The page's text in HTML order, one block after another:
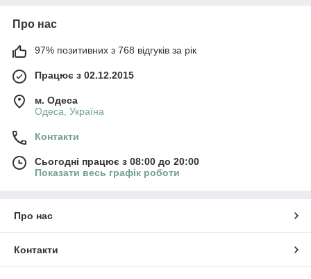
Про нас
97% позитивних з 768 відгуків за рік
Працює з 02.12.2015
м. Одеса
Одеса, Україна
Контакти
Сьогодні працює з 08:00 до 20:00
Показати весь графік роботи
Про нас
Контакти